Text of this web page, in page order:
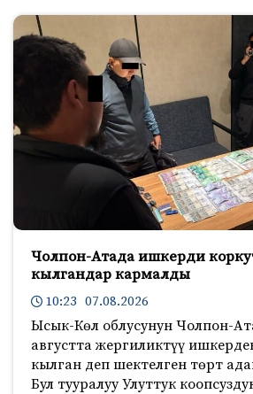
Чолпон-Атада ишкерди
кылгандар кармалды
10:23 07.08.2026
Ысык-Көл облусунун Чолпон-
августта жергиликтүү
кылган деп шектелген төрт
Бул тууралуу Улуттук